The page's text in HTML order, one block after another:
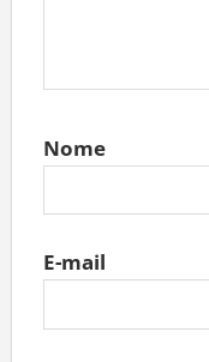
Nome
E-mail